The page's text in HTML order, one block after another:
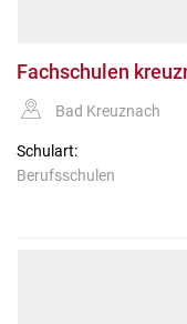
Fachschulen
Bad Kreuznach
Schulart:
Berufsschulen